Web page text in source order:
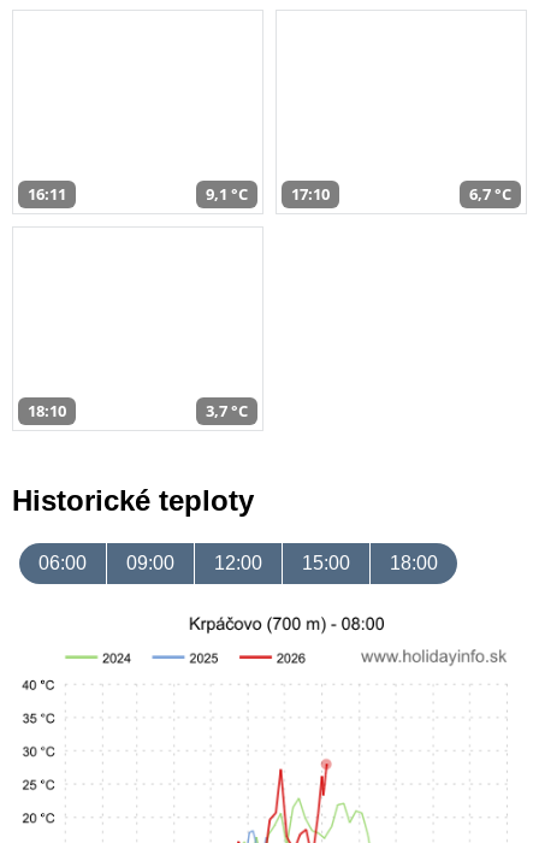
16:11 9,1 °C 17:10 6,7 °C
18:10 3,7 °C
Historické teploty
06:00 09:00 12:00 15:00 18:00